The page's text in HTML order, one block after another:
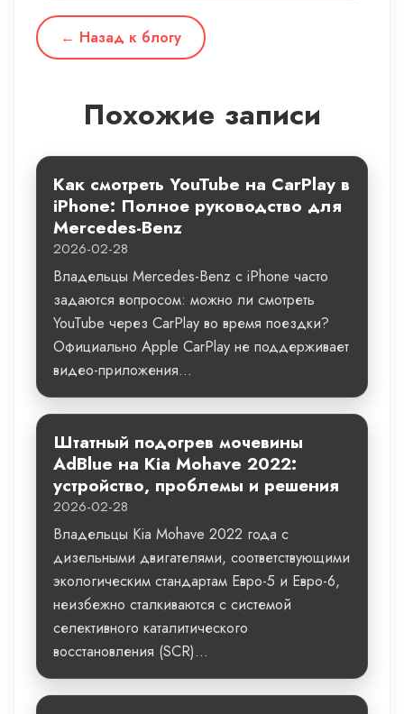
← Назад к блогу
Похожие записи
Как смотреть YouTube на CarPlay в
iPhone: Полное руководство для
Mercedes-Benz
2026-02-28
Владельцы Mercedes-Benz с iPhone часто
задаются вопросом: можно ли смотреть
YouTube через CarPlay во время поездки?
Официально Apple CarPlay не поддерживает
видео-приложения...
Штатный подогрев мочевины
AdBlue на Kia Mohave 2022:
устройство, проблемы и решения
2026-02-28
Владельцы Kia Mohave 2022 года с
дизельными двигателями, соответствующими
экологическим стандартам Евро-5 и Евро-6,
неизбежно сталкиваются с системой
селективного каталитического
восстановления (SCR)...